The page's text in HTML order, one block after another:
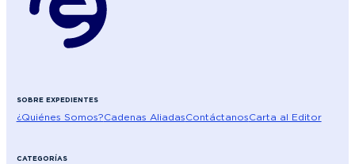
SOBRE EXPEDIENTES
¿Quiénes Somos?Cadenas AliadasContáctanosCarta al Editor
CATEGORÍAS